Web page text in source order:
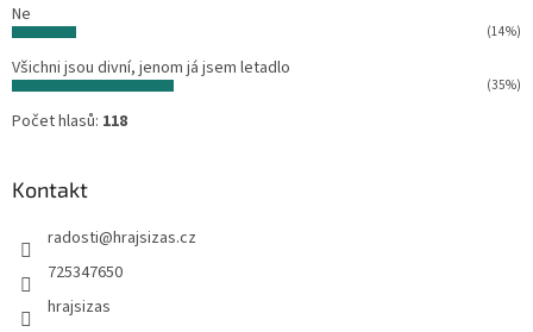
Ne
(14%)
Všichni jsou divní, jenom já jsem letadlo
(35%)
Počet hlasů: 118
Kontakt
radosti@hrajsizas.cz
725347650
hrajsizas